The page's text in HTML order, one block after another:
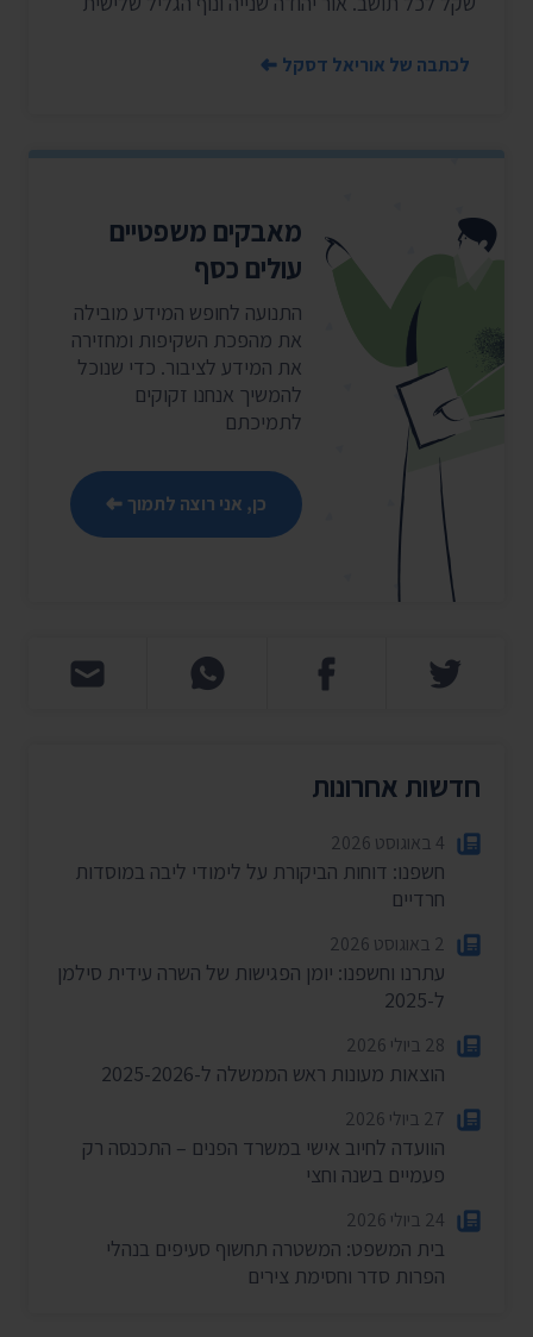
לכתבה של אוריאל דסקל
מאבקים משפטיים
עולים כסף
התנועה לחופש המידע מובילה
את מהפכת השקיפות ומחזירה
את המידע לציבור. כדי שנוכל
להמשיך אנחנו זקוקים
לתמיכתם
כן, אני רוצה לתמוך
חדשות אחרונות
4 באוגוסט 2026
חשפנו: דוחות הביקורת על לימודי ליבה במוסדות
חרדיים
2 באוגוסט 2026
עתרנו וחשפנו: יומן הפגישות של השרה עידית סילמן
ל-2025
28 ביולי 2026
הוצאות מעונות ראש הממשלה ל-2025-2026
27 ביולי 2026
הוועדה לחיוב אישי במשרד הפנים – התכנסה רק
פעמיים בשנה וחצי
24 ביולי 2026
בית המשפט: המשטרה תחשוף סעיפים בנהלי
הפרות סדר וחסימת צירים